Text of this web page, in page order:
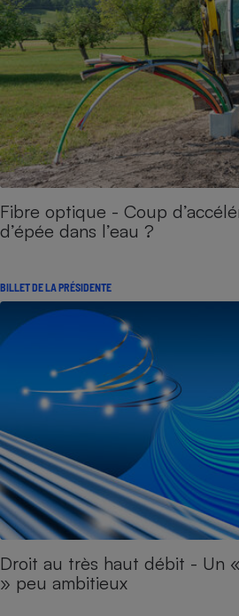
Fibre optique - Coup
d’épée dans l’eau ?
BILLET DE LA PRÉSIDENTE
Droit au très haut débit - Un
» peu ambitieux